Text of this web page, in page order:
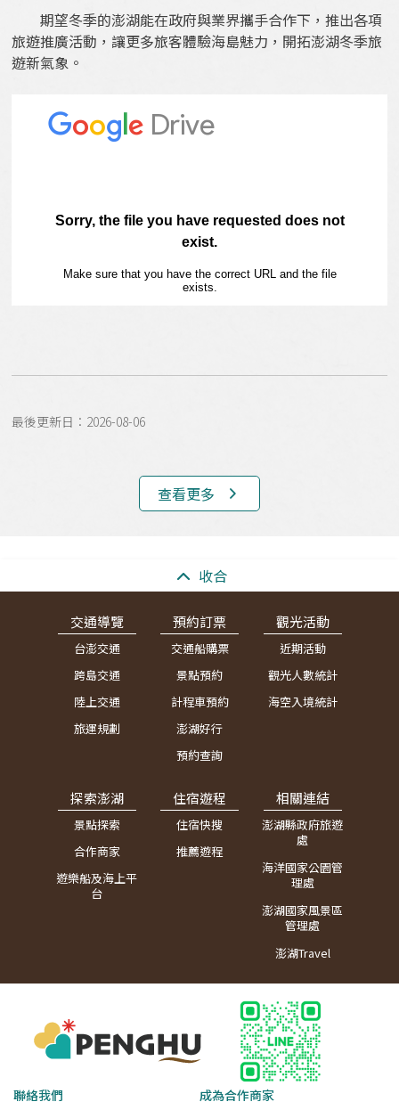
期望冬季的澎湖能在政府與業界攜手合作下，推出各項
旅遊推廣活動，讓更多旅客體驗海島魅力，開拓澎湖冬季旅
遊新氣象。
最後更新日：2026-08-06
查看更多
收合
交通導覽
台澎交通
跨島交通
陸上交通
旅運規劃
預約訂票
交通船購票
景點預約
計程車預約
澎湖好行
預約查詢
觀光活動
近期活動
觀光人數統計
海空入境統計
探索澎湖
景點探索
合作商家
遊樂船及海上平
台
住宿遊程
住宿快搜
推薦遊程
相關連結
澎湖縣政府旅遊
處
海洋國家公園管
理處
澎湖國家風景區
管理處
澎湖Travel
聯絡我們 成為合作商家